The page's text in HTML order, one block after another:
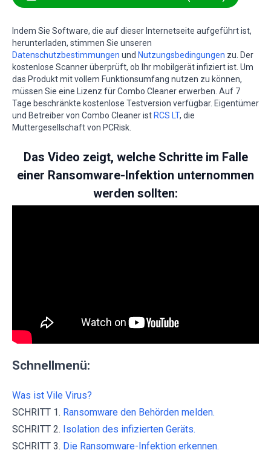
Indem Sie Software, die auf dieser Internetseite aufgeführt ist,
herunterladen, stimmen Sie unseren
Datenschutzbestimmungen und Nutzungsbedingungen zu. Der
kostenlose Scanner überprüft, ob Ihr mobilgerät infiziert ist. Um
das Produkt mit vollem Funktionsumfang nutzen zu können,
müssen Sie eine Lizenz für Combo Cleaner erwerben. Auf 7
Tage beschränkte kostenlose Testversion verfügbar. Eigentümer
und Betreiber von Combo Cleaner ist RCS LT, die
Muttergesellschaft von PCRisk.
Das Video zeigt, welche Schritte im Falle
einer Ransomware-Infektion unternommen
werden sollten:
Schnellmenü:
Was ist Vile Virus?
SCHRITT 1. Ransomware den Behörden melden.
SCHRITT 2. Isolation des infizierten Geräts.
SCHRITT 3. Die Ransomware-Infektion erkennen.